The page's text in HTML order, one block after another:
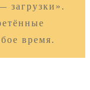
загрузки».
время.